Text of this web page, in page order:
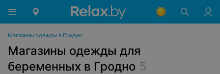
Магазины одежды в Гродно
Магазины одежды для
беременных в Гродно 5